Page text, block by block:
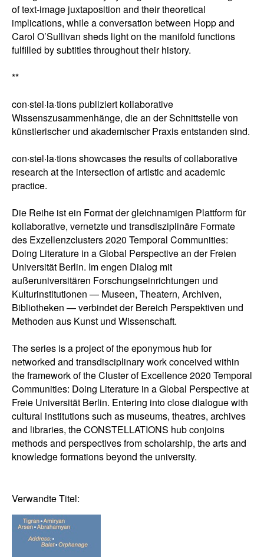
of text-image juxtaposition and their theoretical
implications, while a conversation between Hopp and
Carol O’Sullivan sheds light on the manifold functions
fulfilled by subtitles throughout their history.
**
con·stel·la·tions publiziert kollaborative
Wissenszusammenhänge, die an der Schnittstelle von
künstlerischer und akademischer Praxis entstanden sind.
con·stel·la·tions showcases the results of collaborative
research at the intersection of artistic and academic
practice.
Die Reihe ist ein Format der gleichnamigen Plattform für
kollaborative, vernetzte und transdisziplinäre Formate
des Exzellenzclusters 2020 Temporal Communities:
Doing Literature in a Global Perspective an der Freien
Universität Berlin. Im engen Dialog mit
außeruniversitären Forschungseinrichtungen und
Kulturinstitutionen — Museen, Theatern, Archiven,
Bibliotheken — verbindet der Bereich Perspektiven und
Methoden aus Kunst und Wissenschaft.
The series is a project of the eponymous hub for
networked and transdisciplinary work conceived within
the framework of the Cluster of Excellence 2020 Temporal
Communities: Doing Literature in a Global Perspective at
Freie Universität Berlin. Entering into close dialogue with
cultural institutions such as museums, theatres, archives
and libraries, the CONSTELLATIONS hub conjoins
methods and perspectives from scholarship, the arts and
knowledge formations beyond the university.
Verwandte Titel: